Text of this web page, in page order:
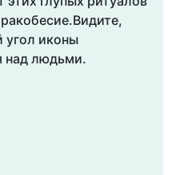
угол иконы
над людьми.